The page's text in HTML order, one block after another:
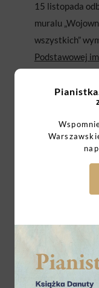
15 listopada
muralu
wszystkich”
Podstawowej
Narodowego
temu
To jedna z
w konkursie na
Projekt
tragiczne
Warszawskim.
jest Syrenka –
zbudowano